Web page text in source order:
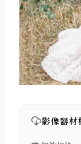
影像器材